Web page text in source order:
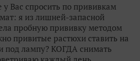
Вас спросить по прививкам
я из лишней-запасной
пробную прививку методом
привитые растюхи ставить на
под лампу? КОГДА снимать